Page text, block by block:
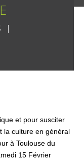
et pour susciter
la culture en général
à Toulouse du
15 Février